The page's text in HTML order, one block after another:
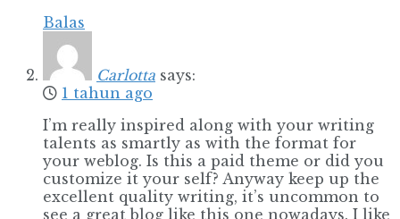
Balas
Carlotta says:
1 tahun ago
I’m really inspired along with your writing
talents as smartly as with the format for
your weblog. Is this a paid theme or did you
customize it your self? Anyway keep up the
excellent quality writing, it’s uncommon to
see a great blog like this one nowadays. I like